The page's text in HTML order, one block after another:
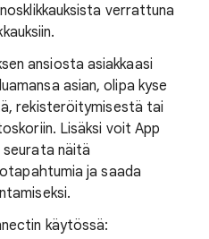
verrattuna
ansiosta asiakkaasi
asian, olipa kyse
rekisteröitymisestä tai
Lisäksi voit App
näitä
ja saada
käytössä: